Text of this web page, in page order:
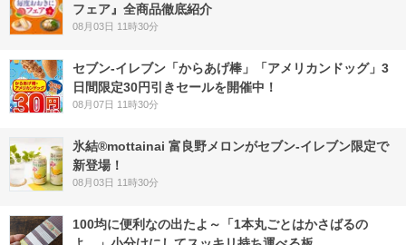
フェア』全商品徹底紹介
08月03日 11時30分
セブン‐イレブン「からあげ棒」「アメリカンドッグ」3
日間限定30円引きセールを開催中！
08月07日 11時30分
氷結®mottainai 富良野メロンがセブン‐イレブン限定で
新登場！
08月03日 11時30分
100均に便利なの出たよ～「1本丸ごとはかさばるの